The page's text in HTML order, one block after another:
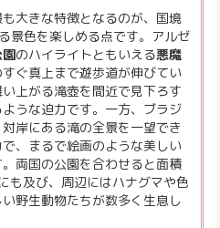
大きな特徴となるのが、国境
景色を楽しめる点です。アルゼ
のハイライトともいえる悪魔
ぐ真上まで遊歩道が伸びてい
上がる滝壺を間近で見下ろす
うな迫力です。一方、ブラジ
対岸にある滝の全景を一望でき
、まるで絵画のような美しい
両国の公園を合わせると面積
も及び、周辺にはハナグマや色
野生動物たちが数多く生息し